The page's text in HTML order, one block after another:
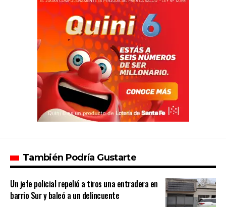
También Podría Gustarte
Un jefe policial repelió a tiros una entradera en
barrio Sur y baleó a un delincuente